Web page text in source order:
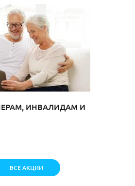
ИНВАЛИДАМ И
ВСЕ АКЦИИ